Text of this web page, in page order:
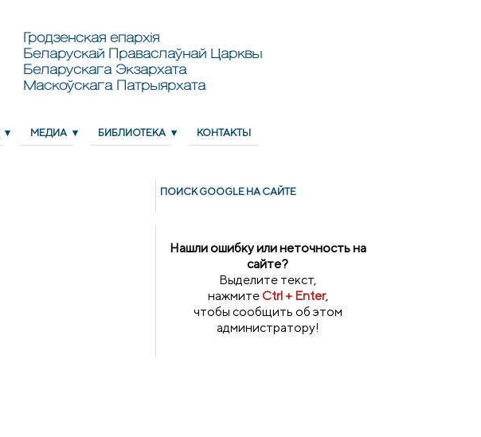
Гродзенская епархія
Беларускай Праваслаўнай Царквы
Беларускага Экзархата
Маскоўскага Патрыярхата
МЕДИА БИБЛИОТЕКА КОНТАКТЫ
ПОИСК GOОGLE НА САЙТЕ
Нашли ошибку или неточность на
сайте?
Выделите текст,
нажмитеCtrl + Enter,
чтобы сообщить об этом
администратору!